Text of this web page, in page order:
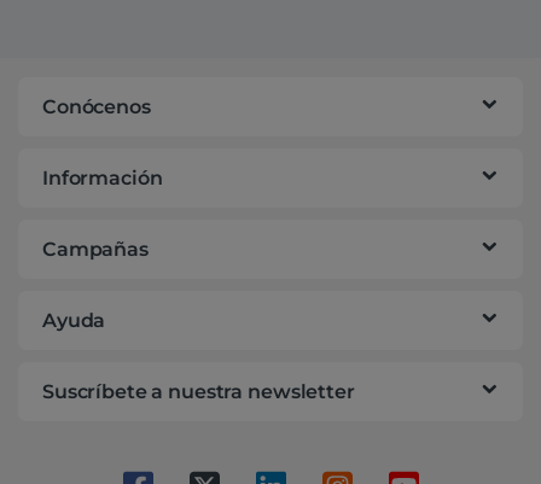
Conócenos
Información
Campañas
Ayuda
Suscríbete a nuestra newsletter